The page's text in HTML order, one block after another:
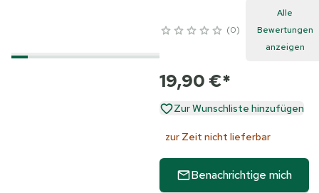
0
Alle
Bewertungen
anzeigen
19,90 €*
Zur Wunschliste hinzufügen
zur Zeit nicht lieferbar
Benachrichtige mich